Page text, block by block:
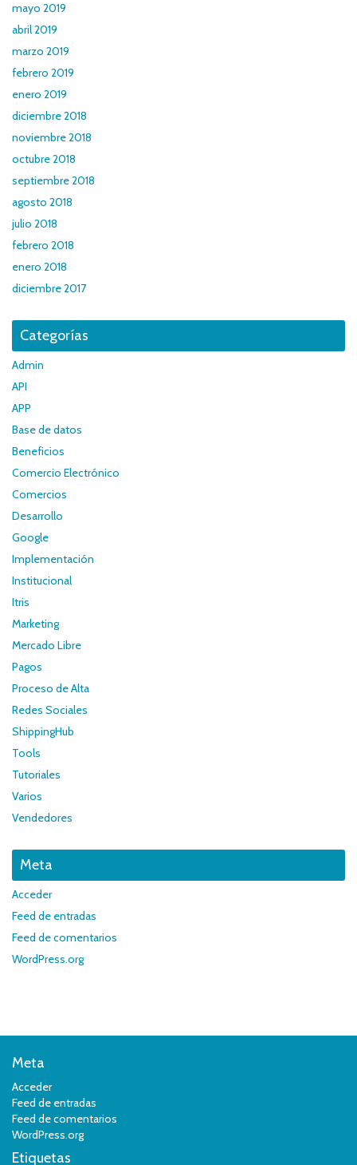
mayo 2019
abril 2019
marzo 2019
febrero 2019
enero 2019
diciembre 2018
noviembre 2018
octubre 2018
septiembre 2018
agosto 2018
julio 2018
febrero 2018
enero 2018
diciembre 2017
Categorías
Admin
API
APP
Base de datos
Beneficios
Comercio Electrónico
Comercios
Desarrollo
Google
Implementación
Institucional
Itris
Marketing
Mercado Libre
Pagos
Proceso de Alta
Redes Sociales
ShippingHub
Tools
Tutoriales
Varios
Vendedores
Meta
Acceder
Feed de entradas
Feed de comentarios
WordPress.org
Meta
Acceder
Feed de entradas
Feed de comentarios
WordPress.org
Etiquetas